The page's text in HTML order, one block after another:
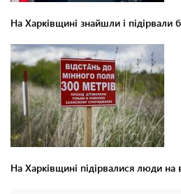
На Харківщині знайшли і підірвали
На Харківщині підірвалися люди на